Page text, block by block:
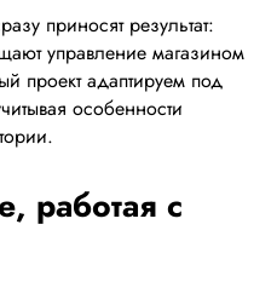
приносят результат:
управление магазином
проект адаптируем под
особенности
работая с